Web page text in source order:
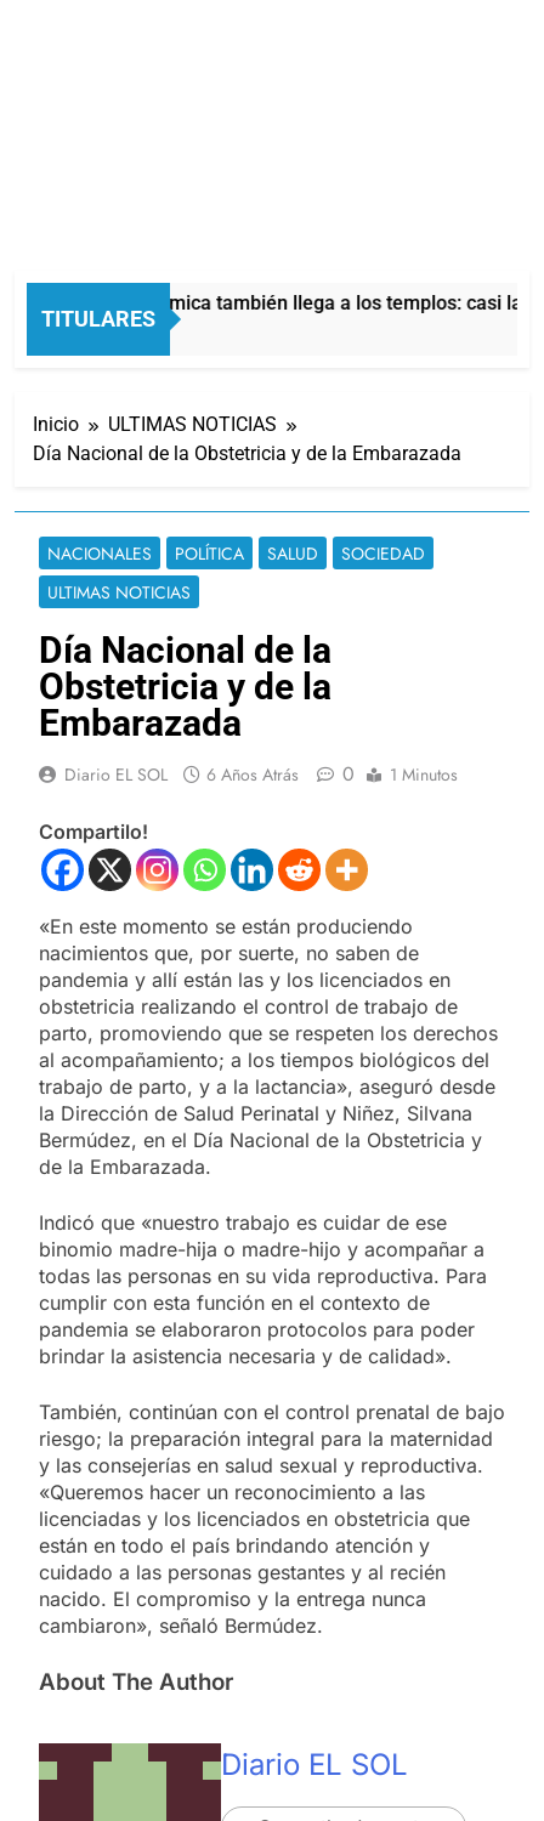
TITULARES
La crisis económica también llega a los templos: casi la
11 Horas Atrás
Inicio
ULTIMAS NOTICIAS
Día Nacional de la Obstetricia y de la Embarazada
NACIONALES POLÍTICA SALUD
SOCIEDAD
ULTIMAS NOTICIAS
Día Nacional de la
Obstetricia y de la
Embarazada
Diario EL SOL 6 Años Atrás 0 1 Minutos
Compartilo!
«En este momento se están produciendo
nacimientos que, por suerte, no saben de
pandemia y allí están las y los licenciados en
obstetricia realizando el control de trabajo de
parto, promoviendo que se respeten los derechos
al acompañamiento; a los tiempos biológicos del
trabajo de parto, y a la lactancia», aseguró desde
la Dirección de Salud Perinatal y Niñez, Silvana
Bermúdez, en el Día Nacional de la Obstetricia y
de la Embarazada.
Indicó que «nuestro trabajo es cuidar de ese
binomio madre-hija o madre-hijo y acompañar a
todas las personas en su vida reproductiva. Para
cumplir con esta función en el contexto de
pandemia se elaboraron protocolos para poder
brindar la asistencia necesaria y de calidad».
También, continúan con el control prenatal de bajo
riesgo; la preparación integral para la maternidad
y las consejerías en salud sexual y reproductiva.
«Queremos hacer un reconocimiento a las
licenciadas y los licenciados en obstetricia que
están en todo el país brindando atención y
cuidado a las personas gestantes y al recién
nacido. El compromiso y la entrega nunca
cambiaron», señaló Bermúdez.
About The Author
Diario EL SOL